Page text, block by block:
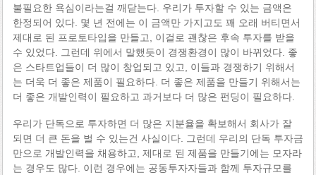
불필요한 욕심이라는걸 깨닫는다. 우리가 투자할 수 있는 금액은
한정되어 있다. 몇 년 전에는 이 금액만 가지고도 꽤 오래 버티면서
제대로 된 프로토타입을 만들고, 이걸로 괜찮은 후속 투자를 받을
수 있었다. 그런데 위에서 말했듯이 경쟁환경이 많이 바뀌었다. 좋
은 스타트업들이 더 많이 창업되고 있고, 이들과 경쟁하기 위해서
는 더욱 더 좋은 제품이 필요하다. 더 좋은 제품을 만들기 위해서는
더 좋은 개발인력이 필요하고 과거보다 더 많은 펀딩이 필요하다.
우리가 단독으로 투자하면 더 많은 지분율을 확보해서 회사가 잘
되면 더 큰 돈을 벌 수 있는건 사실이다. 그런데 우리의 단독 투자금
만으로 개발인력을 채용하고, 제대로 된 제품을 만들기에는 모자라
는 경우도 많다. 이런 경우에는 공동투자자들과 함께 투자규모를